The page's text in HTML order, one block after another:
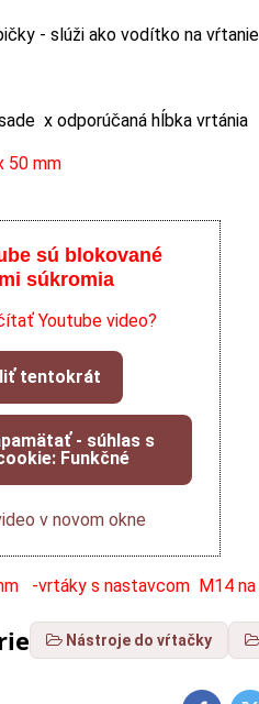
- slúži ako vodítko na vŕtanie
x odporúčaná hĺbka vrtánia
50 mm
sú blokované
súkromia
Youtube video?
tentokrát
- súhlas s
Funkčné
v novom okne
-vrtáky s nastavcom M14 na
Nástroje do vŕtačky